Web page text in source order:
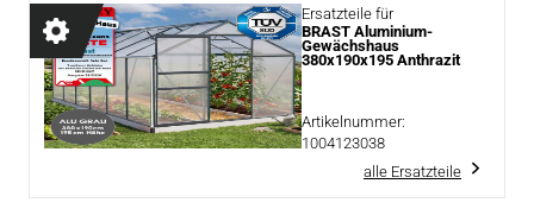
Ersatzteile für
BRAST Aluminium-
Gewächshaus
380x190x195 Anthrazit
Artikelnummer:
1004123038
alle Ersatzteile